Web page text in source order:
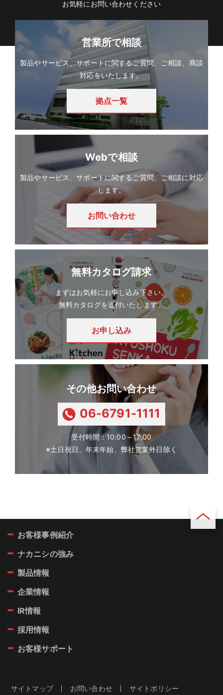
お気軽にお問い合わせください
営業所で相談
製品やサービス、サポートに関するご質問、ご相談、商談
対応をいたします。
拠点一覧
Webで相談
製品やサービス、サポートに関するご質問、ご相談に対応
します。
お問い合わせ
無料カタログ請求
まずはお気軽にお申し込み下さい。
無料カタログを送付いたします。
お申し込み
その他お問い合わせ
tel:
06-6791-1111
受付時間：10:00～17:00
※土日祝日、年末年始、弊社営業外日除く
お客様事例紹介
ナカニシの強み
製品情報
企業情報
IR情報
採用情報
お客様サポート
サイトマップ お問い合わせ サイトポリシー